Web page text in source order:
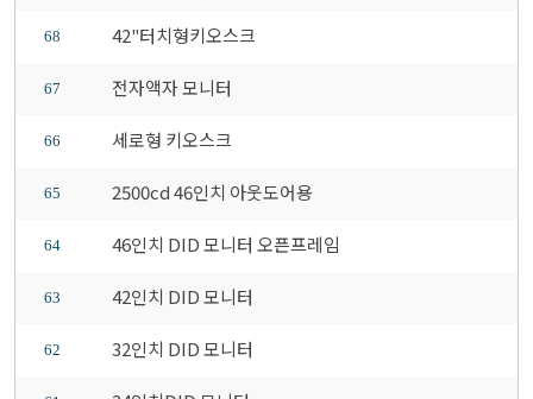
68 42"터치형키오스크
67 전자액자 모니터
66 세로형 키오스크
65 2500cd 46인치 아웃도어용
64 46인치 DID 모니터 오픈프레임
63 42인치 DID 모니터
62 32인치 DID 모니터